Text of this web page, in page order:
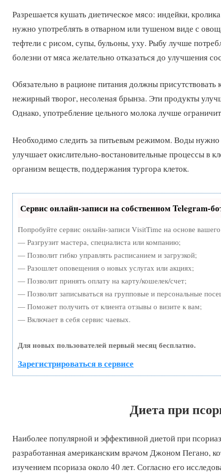
Разрешается кушать диетическое мясо: индейки,
нужно употреблять в отварном или тушеном виде с
тефтели с рисом, супы, бульоны, уху. Рыбу лучше
болезни от мяса желательно отказаться до улучшения
Обязательно в рационе питания должны
нежирный творог, несоленая брынза. Эти продукты
Однако, употребление цельного молока лучше
Необходимо следить за питьевым режимом. Воды
улучшает окислительно-востановительные процессы в
организм веществ, поддержания тургора клеток.
Сервис онлайн-записи на собственном Telegram-
Попробуйте сервис онлайн-записи VisitTime на основе
— Разгрузит мастера, специалиста или компанию;
— Позволит гибко управлять расписанием и загрузкой;
— Разошлет оповещения о новых услугах или акциях;
— Позволит принять оплату на карту/кошелек/счет;
— Позволит записываться на групповые и персональные
— Поможет получить от клиента отзывы о визите к вам;
— Включает в себя сервис чаевых.
Для новых пользователей первый месяц бесплатно.
Зарегистрироваться в сервисе
Диета при
Наиболее популярной и эффективной диетой при
разработанная американским врачом Джоном Пегано,
изучением псориаза около 40 лет. Согласно его